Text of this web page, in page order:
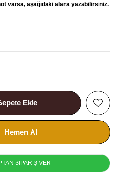
varsa, aşağıdaki alana yazabilirsiniz.
SİPARİŞ VER